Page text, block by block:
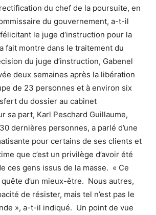
du chef de la poursuite, en
du gouvernement, a-t-il
le juge d’instruction pour la
fait montre dans le traitement du
du juge d’instruction, Gabenel
deux semaines après la libération
de 23 personnes et à environ six
du dossier au cabinet
sa part, Karl Peschard Guillaume,
dernières personnes, a parlé d’une
pour certains de ses clients et
que c’est un privilège d’avoir été
ces gens issus de la masse. « Ce
d’un mieux-être. Nous autres,
de résister, mais tel n’est pas le
», a-t-il indiqué. Un point de vue